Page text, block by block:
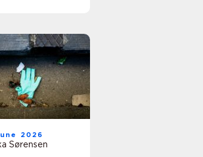
2026
Sørensen